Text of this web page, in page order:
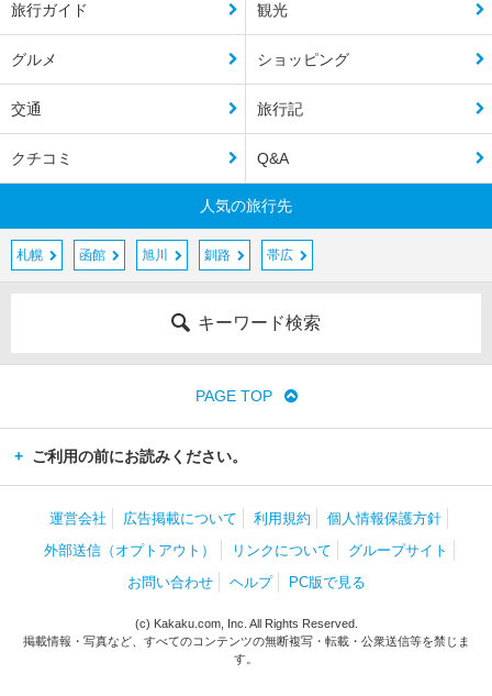
旅行ガイド 観光
グルメ ショッピング
交通 旅行記
クチコミ Q&A
人気の旅行先
札幌 函館 旭川 釧路 帯広
キーワード検索
PAGE TOP
ご利用の前にお読みください。
運営会社 広告掲載について 利用規約
個人情報保護方針
外部送信（オプトアウト）
リンクについて
グループサイト
お問い合わせ
ヘルプ PC版で見る
(c) Kakaku.com, Inc. All Rights Reserved.
掲載情報・写真など、すべてのコンテンツの無断複写・転載・公衆送信等を禁じま
す。